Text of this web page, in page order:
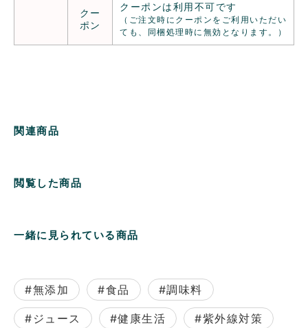
クー
ポン
クーポンは利用不可です
（ご注文時にクーポンをご利用いただい
ても、同梱処理時に無効となります。）
関連商品
閲覧した商品
一緒に見られている商品
#無添加 #食品 #調味料
#ジュース #健康生活 #紫外線対策